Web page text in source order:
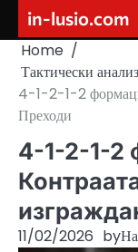
content
in-lusio.com
Home
Тактически
4-1-2-1-2
Преходи
4-1-2-1-2
11/02/2026 by